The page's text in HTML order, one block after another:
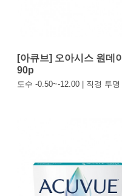
[아큐브] 오아시스 원데이
90p
도수 -0.50~-12.00 | 직경 투명